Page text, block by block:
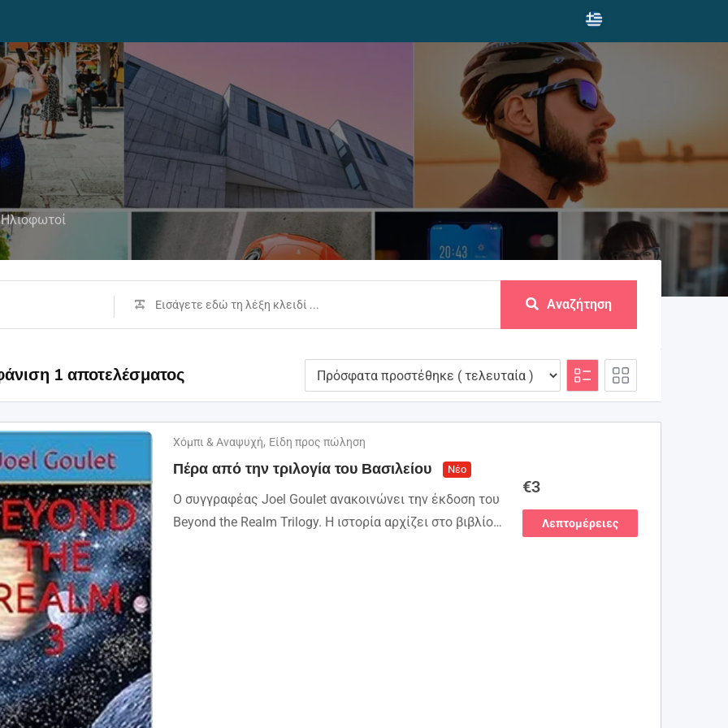
Ηλιοφωτοί
Αναζήτηση
1 αποτελέσματος
Χόμπι & Αναψυχή, Είδη προς πώληση
Πέρα από την τριλογία του Βασιλείου Νέο
Ο συγγραφέας Joel Goulet ανακοινώνει την έκδοση του
Beyond the Realm Trilogy. Η ιστορία αρχίζει στο βιβλίο
€3
Λεπτομέρειες